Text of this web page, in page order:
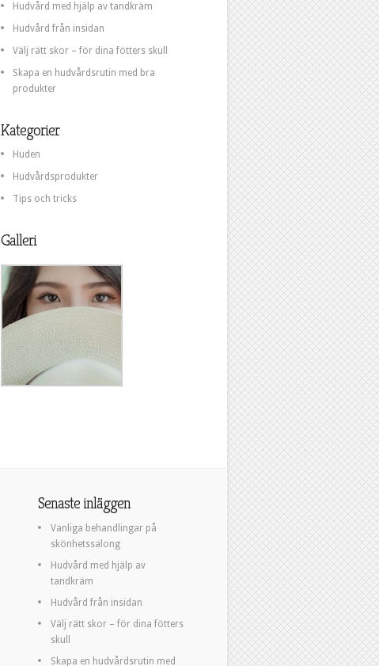
Hudvård med hjälp av tandkräm
Hudvård från insidan
Välj rätt skor – för dina fötters skull
Skapa en hudvårdsrutin med bra
produkter
Kategorier
Huden
Hudvårdsprodukter
Tips och tricks
Galleri
Senaste inläggen
Vanliga behandlingar på
skönhetssalong
Hudvård med hjälp av
tandkräm
Hudvård från insidan
Välj rätt skor – för dina fötters
skull
Skapa en hudvårdsrutin med